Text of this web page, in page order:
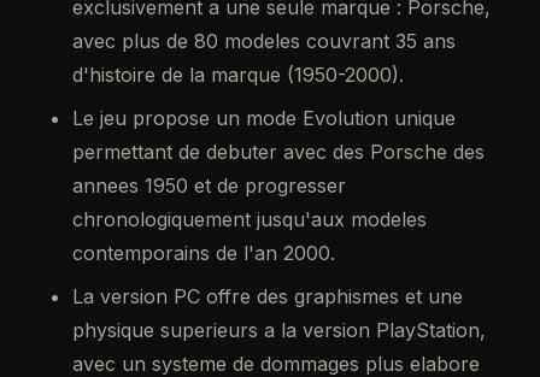
exclusivement a une seule marque : Porsche,
avec plus de 80 modeles couvrant 35 ans
d'histoire de la marque (1950-2000).
Le jeu propose un mode Evolution unique
permettant de debuter avec des Porsche des
annees 1950 et de progresser
chronologiquement jusqu'aux modeles
contemporains de l'an 2000.
La version PC offre des graphismes et une
physique superieurs a la version PlayStation,
avec un systeme de dommages plus elabore